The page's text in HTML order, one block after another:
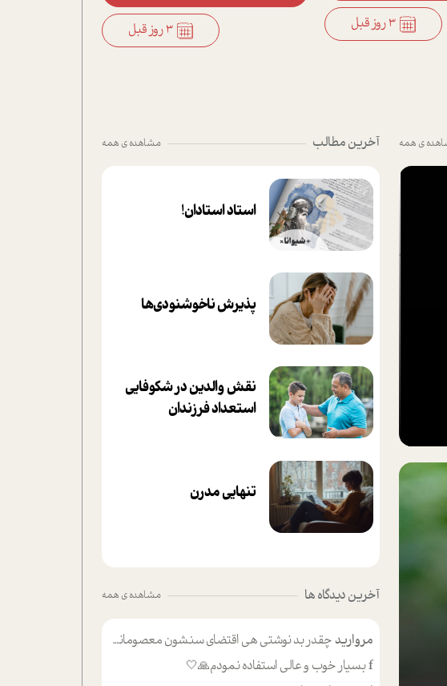
3 روز قبل 3 روز قبل
ی همه آخرین مطالب مشاهده ی همه
استاد استادان!
پذیرش ناخوشنودی‌ها
نقش والدین در شکوفا‌یی
ا‌ستعداد فرزندان‌
تنهایی مدرن
آخرین دیدگاه ها مشاهده ی همه
مرواریدچقدر بد نوشتی هی اقتضای سنشون معصومانه این اون خلی؟نکنه تا چهل سالگی پوشکت میکردن و شیر میخوردی که به اینا میگی کودک
fبسیار خوب و عالی استفاده نمودم🙏🤍